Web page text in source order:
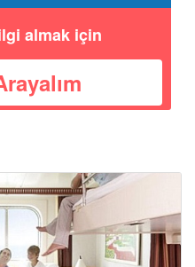
almak için